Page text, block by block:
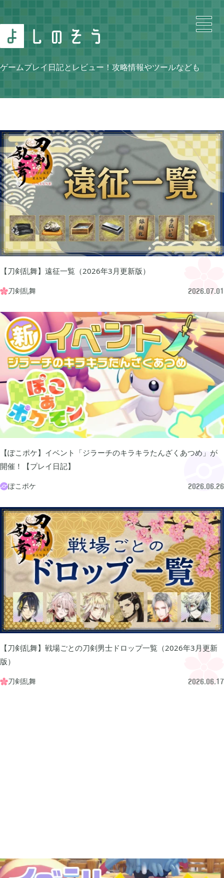
ゲームプレイ日記とレビュー！攻略情報やツールなども
【刀剣乱舞】遠征一覧（2026年3月更新版）
刀剣乱舞 2026.07.01
【ぽこポケ】イベント「ジラーチのキラキラたんざくあつめ」が
開催！【プレイ日記】
ぽこポケ 2026.06.26
【刀剣乱舞】戦場ごとの刀剣男士ドロップ一覧（2026年3月更新
版）
刀剣乱舞 2026.06.17
Search
Category
ニンテンドースイッチ 105
牧場物語 再会のミネラルタウン
ぽこ あ ポケモン 3
スプラトゥーン3 1
ポケモン バイオレット 3
 グノーシア 18
ポケモンレジェンズ アルセウス 9
あつまれ どうぶつの森
大乱闘スマブラSP 3
モンスターハンターライズ 2
 ポケモン不思議のダンジョン 救助隊DX 1
 牧場物語 オリーブタウンと希望の大地
エルデンリング ナイトレイン